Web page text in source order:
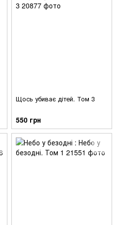
Щось убиває дітей. Том 3
550 грн